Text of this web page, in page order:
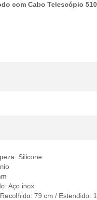
com Cabo Telescópio
Silicone
Aço inox
79 cm / Estendido: